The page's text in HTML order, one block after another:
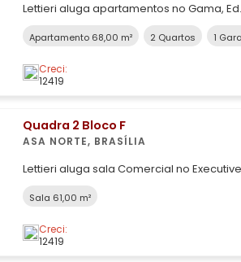
Lettieri aluga apartamentos no Gama,
Aluguel R$ 1.700,00 IPTU R$ 161,39 (parcela) 02 quartos, sala com
comp
Apartamento 68,00 m² 2 Quartos 1
Creci:
12419
Quadra 2 Bloco F
ASA NORTE, BRASÍLIA
Lettieri aluga sala Comercial no Executive
negócio, esta sala comercial no Edifício
Sala 61,00 m²
Creci:
12419